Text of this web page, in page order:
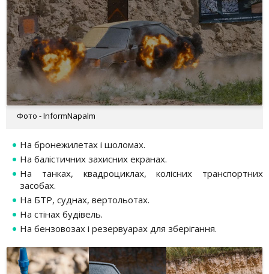
Фото - InformNapalm
На бронежилетах і шоломах.
На балістичних захисних екранах.
На танках, квадроциклах, колісних транспортних
засобах.
На БТР, суднах, вертольотах.
На стінах будівель.
На бензовозах і резервуарах для зберігання.